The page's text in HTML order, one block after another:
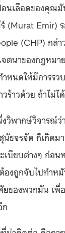
นเลือดของคุณมั
(Murat Emir)
(CHP) กล่า
ตนาของกฎหมาย
หนดให้มีการร
วร้าวด้วย ถ้าไม่
วิพากษ์วิจารณ์ว่
นัขจรจัด ก็เกิดม
เบียบต่างๆ ก่อ
องถูกจับไปทำห
ของพวกมัน เพื่
ก